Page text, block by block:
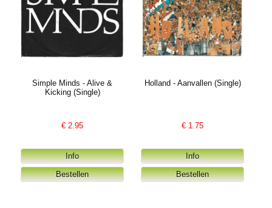
Simple Minds - Alive &
Kicking (Single)
€ 2.95
Holland - Aanvallen (Single)
€ 1.75